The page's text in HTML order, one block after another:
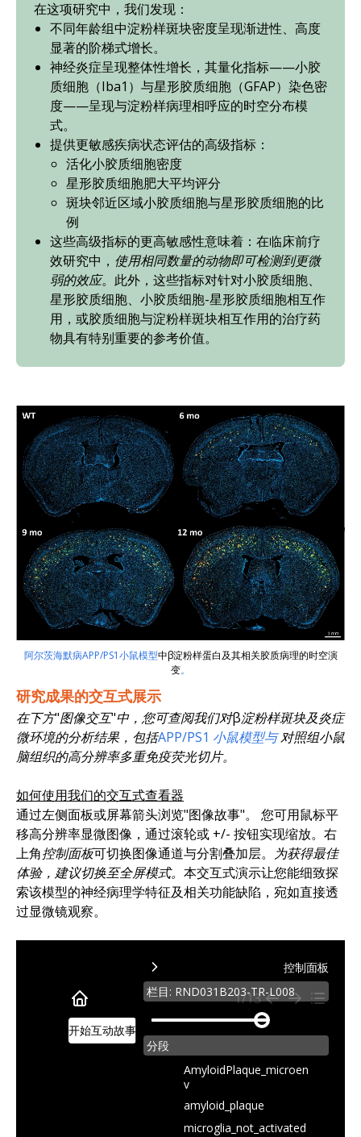
在这项研究中，我们发现：
不同年龄组中淀粉样斑块密度呈现渐进性、高度
显著的阶梯式增长。
神经炎症呈现整体性增长，其量化指标——小胶
质细胞（Iba1）与星形胶质细胞（GFAP）染色密
度——呈现与淀粉样病理相呼应的时空分布模
式。
提供更敏感疾病状态评估的高级指标：
活化小胶质细胞密度
星形胶质细胞肥大平均评分
斑块邻近区域小胶质细胞与星形胶质细胞的比
例
这些高级指标的更高敏感性意味着：在临床前疗
效研究中， 使用相同数量的动物即可检测到更微
弱的效应。此外，这些指标对针对小胶质细胞、
星形胶质细胞、小胶质细胞-星形胶质细胞相互作
用，或胶质细胞与淀粉样斑块相互作用的治疗药
物具有特别重要的参考价值。
阿尔茨海默病APP/PS1小鼠模型中β淀粉样蛋白及其相关胶质病理的时空演
变。
研究成果的交互式展示
在下方"图像交互"中，您可查阅我们对β淀粉样斑块及炎症
微环境的分析结果，包括APP/PS1 小鼠模型与对照组小鼠
脑组织的高分辨率多重免疫荧光切片。
如何使用我们的交互式查看器
通过左侧面板或屏幕箭头浏览"图像故事"。 您可用鼠标平
移高分辨率显微图像，通过滚轮或 +/- 按钮实现缩放。右
上角控制面板可切换图像通道与分割叠加层。
为获得最佳
体验，建议切换至全屏模式。 本交互式演示让您能细致探
索该模型的神经病理学特征及相关功能缺陷，宛如直接透
过显微镜观察。
1/13
开始互动故事
1.
2.
控制面板
栏目: RND031B203-TR-L008
microscopy-
section-
slider
分段
microglia_not_activated
amyloid_plaque
AmyloidPlaque_microen
v